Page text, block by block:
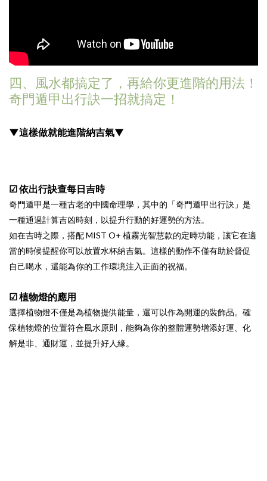
四、風水都搞定了，再給你更進階的用法！
奇門遁甲出行訣一招就搞定！
▼這樣做就能進階納吉氣▼
☑ 依出行訣查每日吉時
奇門遁甲是一種古老的中國命理學，其中的「奇門遁甲出行訣」是
一種通過計算吉凶時刻，以提升行動的好運勢的方法。
如在吉時之際，搭配 MIST O+ 植霧光智慧款的定時功能，讓它在適
當的時候提醒你可以放置水杯納吉氣。這樣的動作不僅有助於督促
自己喝水，還能為你的工作環境注入正面的祝福。
☑ 植物燈的應用
選擇植物燈不僅是為植物提供能量，還可以作為開運的裝飾品。確
保植物燈的位置符合風水原則，能夠為你的整體運勢增添好運、化
解是非、通財運，並提升好人緣。